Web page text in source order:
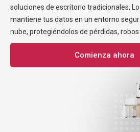
soluciones de escritorio tradicionales,
mantiene tus datos en un entorno
nube, protegiéndolos de pérdidas, robos
Comienza ahora